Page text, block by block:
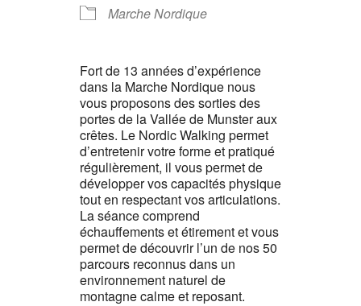
Marche Nordique
Fort de 13 années d’expérience
dans la Marche Nordique nous
vous proposons des sorties des
portes de la Vallée de Munster aux
crêtes. Le Nordic Walking permet
d’entretenir votre forme et pratiqué
régulièrement, il vous permet de
développer vos capacités physique
tout en respectant vos articulations.
La séance comprend
échauffements et étirement et vous
permet de découvrir l’un de nos 50
parcours reconnus dans un
environnement naturel de
montagne calme et reposant.